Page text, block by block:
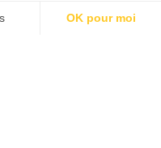
OK pour moi